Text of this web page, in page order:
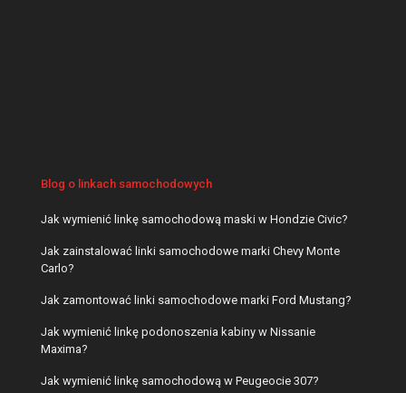
Blog o linkach samochodowych
Jak wymienić linkę samochodową maski w Hondzie Civic?
Jak zainstalować linki samochodowe marki Chevy Monte
Carlo?
Jak zamontować linki samochodowe marki Ford Mustang?
Jak wymienić linkę podonoszenia kabiny w Nissanie
Maxima?
Jak wymienić linkę samochodową w Peugeocie 307?